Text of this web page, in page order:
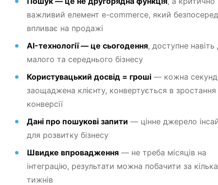
важливий елемент e-commerce, який
впливає на продажі
AI-технології — це сьогодення, доступне навіть
малого та середнього бізнесу
Користувацький досвід = гроші — кожна
заощаджена клієнту, конвертується в зростання
конверсії
Дані про пошукові запити — цінне джерело
для розвитку бізнесу
Швидке впровадження — не треба місяців на
інтеграцію, результати можна побачити за кілька
тижнів